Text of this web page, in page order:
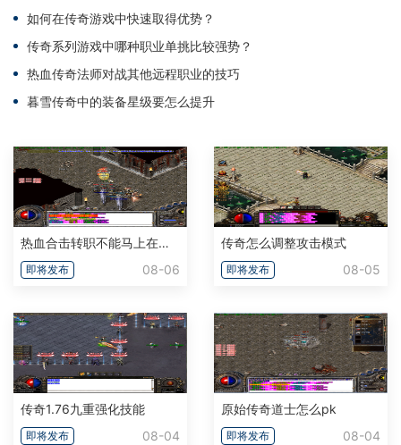
如何在传奇游戏中快速取得优势？
传奇系列游戏中哪种职业单挑比较强势？
热血传奇法师对战其他远程职业的技巧
暮雪传奇中的装备星级要怎么提升
热血合击转职不能马上在转吗
即将发布 08-06
传奇怎么调整攻击模式
即将发布 08-05
传奇1.76九重强化技能
即将发布 08-04
原始传奇道士怎么pk
即将发布 08-04